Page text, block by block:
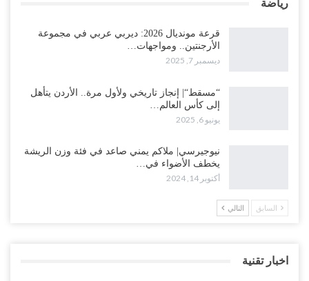
رياضة
قرعة مونديال 2026: ديربي عربي في مجموعة
الأرجنتين.. ومواجهات…
ديسمبر 7, 2025
“مسقط“| إنجاز تاريخي ولأول مرة.. الأردن يتأهل
إلى كأس العالم…
يونيو 6, 2025
نيوجيرسي| ملاكم يمني صاعد في فئة وزن الريشة
يخطف الأضواء في…
أكتوبر 14, 2024
السابق التالي
اخبار تقنية